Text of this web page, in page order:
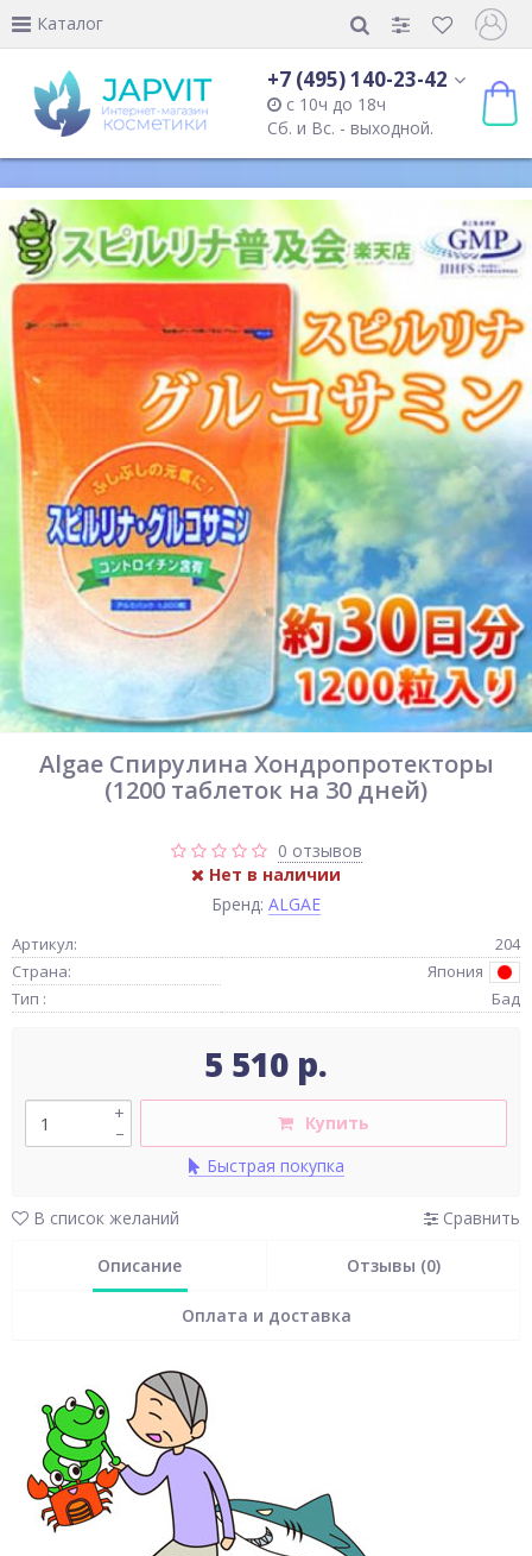
Каталог
+7 (495) 140-23-42
с 10ч до 18ч
Сб. и Вс. - выходной.
Algae Спирулина Хондропротекторы
(1200 таблеток на 30 дней)
0 отзывов
Нет в наличии
Бренд: ALGAE
Артикул:
204
Страна:
Япония
Тип :
Бад
5 510 р.
–
+
Купить
Быстрая покупка
В список желаний Сравнить
Описание Отзывы (0)
Оплата и доставка